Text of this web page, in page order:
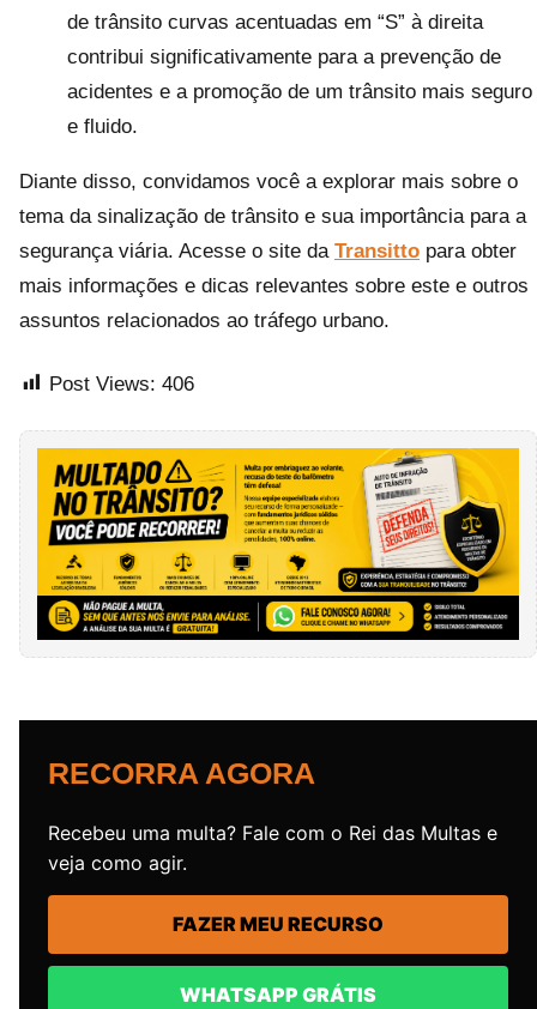
de trânsito curvas acentuadas em “S” à direita
contribui significativamente para a prevenção de
acidentes e a promoção de um trânsito mais seguro
e fluido.
Diante disso, convidamos você a explorar mais sobre o
tema da sinalização de trânsito e sua importância para a
segurança viária. Acesse o site da Transitto para obter
mais informações e dicas relevantes sobre este e outros
assuntos relacionados ao tráfego urbano.
Post Views: 406
RECORRA AGORA
Recebeu uma multa? Fale com o Rei das Multas e
veja como agir.
FAZER MEU RECURSO
WHATSAPP GRÁTIS